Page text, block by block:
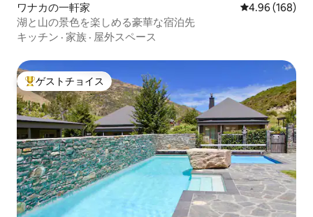
ワナカの一軒家 レビュー168
4.96 (168)
湖と山の景色を楽しめる豪華な宿泊先
キッチン · 家族 · 屋外スペース
大好評のゲストチョイスです。
ゲストチョイス